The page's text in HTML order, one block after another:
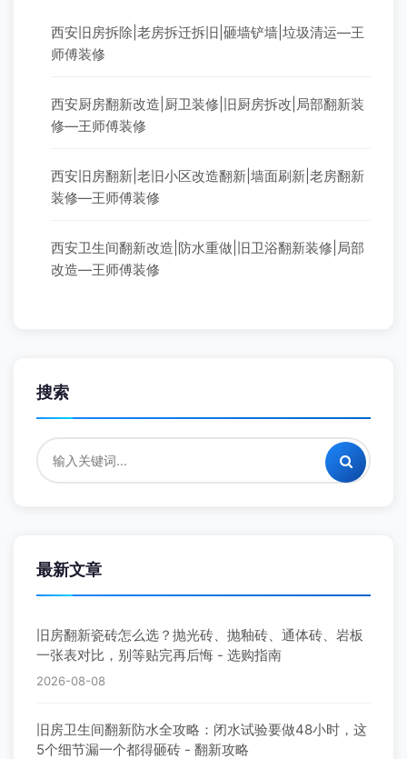
西安旧房拆除|老房拆迁拆旧|砸墙铲墙|垃圾清运—王
师傅装修
西安厨房翻新改造|厨卫装修|旧厨房拆改|局部翻新装
修—王师傅装修
西安旧房翻新|老旧小区改造翻新|墙面刷新|老房翻新
装修—王师傅装修
西安卫生间翻新改造|防水重做|旧卫浴翻新装修|局部
改造—王师傅装修
搜索
最新文章
旧房翻新瓷砖怎么选？抛光砖、抛釉砖、通体砖、岩板
一张表对比，别等贴完再后悔 - 选购指南
2026-08-08
旧房卫生间翻新防水全攻略：闭水试验要做48小时，这
5个细节漏一个都得砸砖 - 翻新攻略